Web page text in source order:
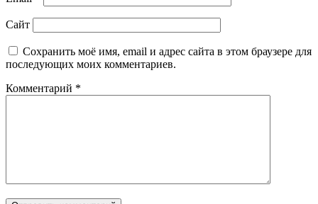
Сайт
Сохранить моё имя, email и адрес сайта в этом браузере для
последующих моих комментариев.
Комментарий *